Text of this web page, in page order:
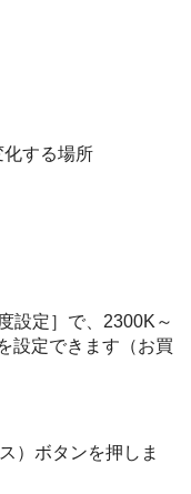
する場所
設定］で、2300K～
設定できます（お買
）ボタンを押しま